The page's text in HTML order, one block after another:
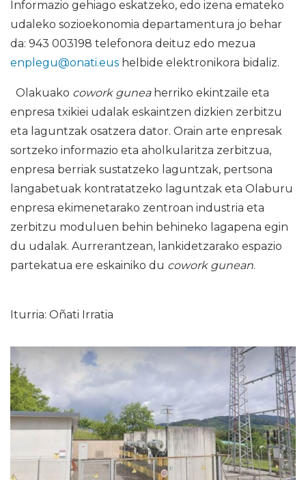
Informazio gehiago eskatzeko, edo izena emateko
udaleko sozioekonomia departamentura jo behar
da: 943 003198 telefonora deituz edo mezua
enplegu@onati.eus helbide elektronikora bidaliz.
Olakuako cowork gunea herriko ekintzaile eta
enpresa txikiei udalak eskaintzen dizkien zerbitzu
eta laguntzak osatzera dator. Orain arte enpresak
sortzeko informazio eta aholkularitza zerbitzua,
enpresa berriak sustatzeko laguntzak, pertsona
langabetuak kontratatzeko laguntzak eta Olaburu
enpresa ekimenetarako zentroan industria eta
zerbitzu moduluen behin behineko lagapena egin
du udalak. Aurrerantzean, lankidetzarako espazio
partekatua ere eskainiko du cowork gunean.
Iturria: Oñati Irratia